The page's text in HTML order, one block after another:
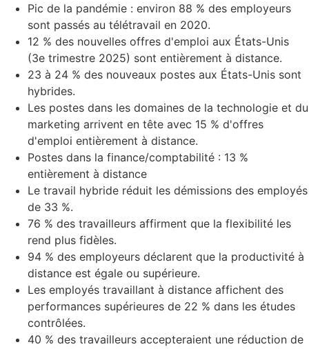
Pic de la pandémie : environ 88 % des employeurs
sont passés au télétravail en 2020.
12 % des nouvelles offres d'emploi aux États-Unis
(3e trimestre 2025) sont entièrement à distance.
23 à 24 % des nouveaux postes aux États-Unis sont
hybrides.
Les postes dans les domaines de la technologie et du
marketing arrivent en tête avec 15 % d'offres
d'emploi entièrement à distance.
Postes dans la finance/comptabilité : 13 %
entièrement à distance
Le travail hybride réduit les démissions des employés
de 33 %.
76 % des travailleurs affirment que la flexibilité les
rend plus fidèles.
94 % des employeurs déclarent que la productivité à
distance est égale ou supérieure.
Les employés travaillant à distance affichent des
performances supérieures de 22 % dans les études
contrôlées.
40 % des travailleurs accepteraient une réduction de